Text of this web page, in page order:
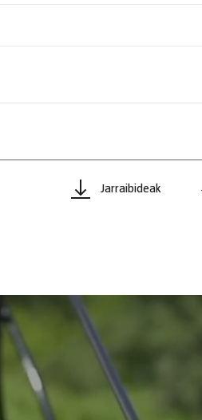
Jarraibideak